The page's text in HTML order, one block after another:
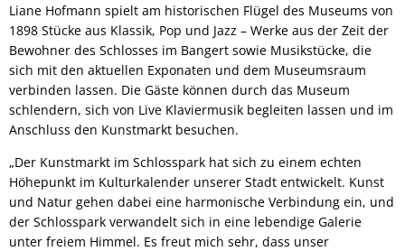
Liane Hofmann spielt am historischen Flügel des Museums von
1898 Stücke aus Klassik, Pop und Jazz – Werke aus der Zeit der
Bewohner des Schlosses im Bangert sowie Musikstücke, die
sich mit den aktuellen Exponaten und dem Museumsraum
verbinden lassen. Die Gäste können durch das Museum
schlendern, sich von Live Klaviermusik begleiten lassen und im
Anschluss den Kunstmarkt besuchen.
„Der Kunstmarkt im Schlosspark hat sich zu einem echten
Höhepunkt im Kulturkalender unserer Stadt entwickelt. Kunst
und Natur gehen dabei eine harmonische Verbindung ein, und
der Schlosspark verwandelt sich in eine lebendige Galerie
unter freiem Himmel. Es freut mich sehr, dass unser